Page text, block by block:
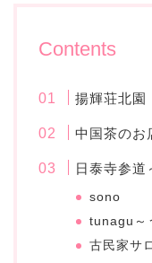
Contents
揚輝荘北園
中国茶のお
日泰寺参道
sono
tunagu～
古民家サ